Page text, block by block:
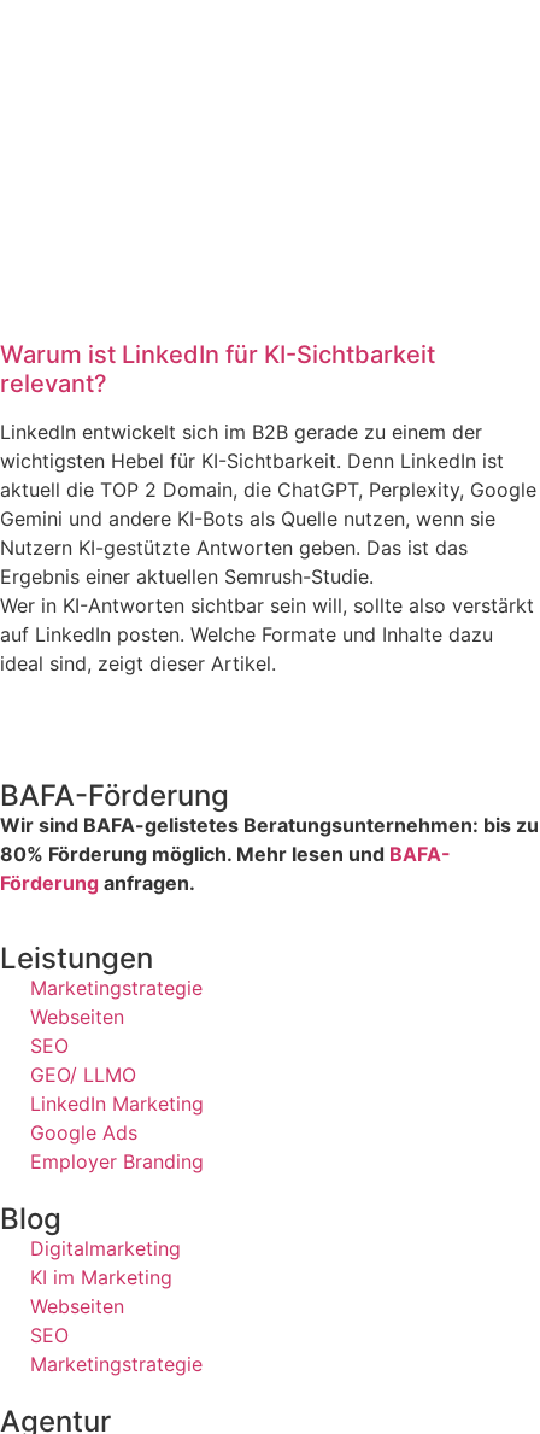
Warum ist LinkedIn für KI-Sichtbarkeit
relevant?
LinkedIn entwickelt sich im B2B gerade zu einem der
wichtigsten Hebel für KI-Sichtbarkeit. Denn LinkedIn ist
aktuell die TOP 2 Domain, die ChatGPT, Perplexity, Google
Gemini und andere KI-Bots als Quelle nutzen, wenn sie
Nutzern KI-gestützte Antworten geben. Das ist das
Ergebnis einer aktuellen Semrush-Studie.
Wer in KI-Antworten sichtbar sein will, sollte also verstärkt
auf LinkedIn posten. Welche Formate und Inhalte dazu
ideal sind, zeigt dieser Artikel.
BAFA-Förderung
Wir sind BAFA-gelistetes Beratungsunternehmen: bis zu
80% Förderung möglich. Mehr lesen und BAFA-
Förderung anfragen.
Leistungen
Marketingstrategie
Webseiten
SEO
GEO/ LLMO
LinkedIn Marketing
Google Ads
Employer Branding
Blog
Digitalmarketing
KI im Marketing
Webseiten
SEO
Marketingstrategie
Agentur